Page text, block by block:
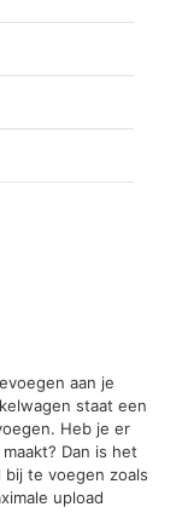
aan je
staat een
Heb je er
Dan is het
bij te voegen zoals
upload